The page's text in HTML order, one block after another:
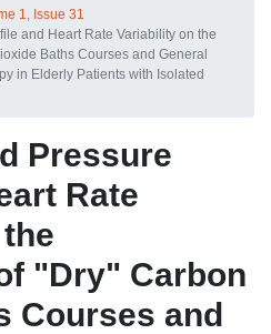
1, Issue 31
and Heart Rate Variability on the
Baths Courses and General
in Elderly Patients with Isolated
Pressure
Rate
"Dry" Carbon
Courses and